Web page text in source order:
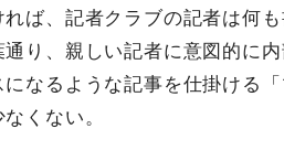
ば、記者クラブの記者は何
り、親しい記者に意図的に
なるような記事を仕掛ける「
くない。